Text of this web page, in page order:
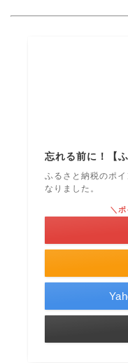
忘れる前に！【
ふるさと納税のポ
なりました。
＼